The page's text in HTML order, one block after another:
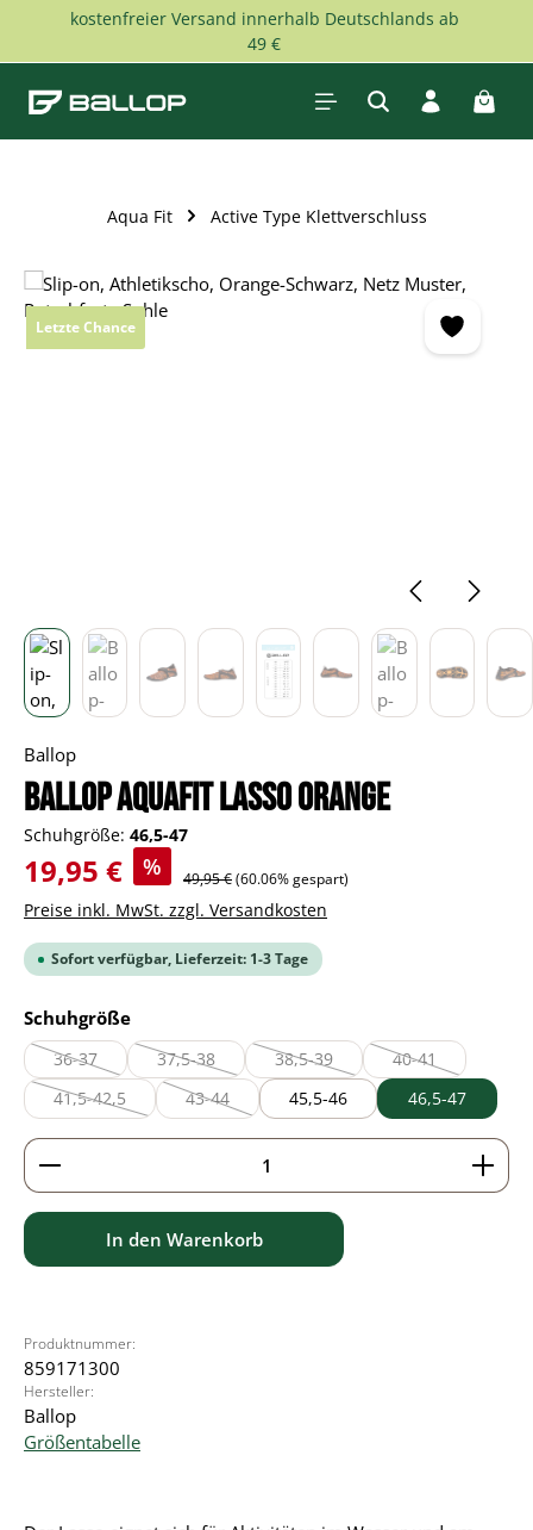
Zum Hauptinhalt springen
kostenfreier Versand innerhalb Deutschlands ab
49 €
Aqua Fit Active Type Klettverschluss
Bildergalerie überspringen
Letzte Chance
Ballop
BALLOP Aquafit Lasso orange
Schuhgröße: 46,5-47
Verkaufspreis:
19,95 € % Regulärer Preis:
49,95 €(60.06% gespart)
Preise inkl. MwSt. zzgl. Versandkosten
Sofort verfügbar, Lieferzeit: 1-3 Tage
Schuhgrößeauswählen
36-37
(Diese Option ist zurzeit nicht verfügbar.)
37,5-38
(Diese Option ist zurzeit nicht verfügbar.)
38,5-39
(Diese Option ist zurzeit nicht
40-41
(Diese Option ist
41,5-42,5
(Diese Option ist zurzeit nicht verfügbar.)
43-44
(Diese Option ist zurzeit nicht verfügbar.)
45,5-46 46,5-47
Produkt Anzahl: Gib den gewünschten Wert ein
In den Warenkorb
Produktnummer:
859171300
Hersteller:
Ballop
Größentabelle